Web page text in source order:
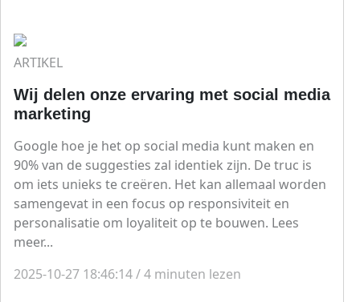
ARTIKEL
Wij delen onze ervaring met social media
marketing
Google hoe je het op social media kunt maken en
90% van de suggesties zal identiek zijn. De truc is
om iets unieks te creëren. Het kan allemaal worden
samengevat in een focus op responsiviteit en
personalisatie om loyaliteit op te bouwen. Lees
meer...
2025-10-27 18:46:14/4 minuten lezen